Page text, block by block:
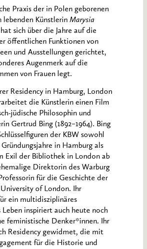
Praxis der in Polen geborenen
lebenden Künstlerin Marysia
hat sich über die Jahre auf die
öffentlichen Funktionen von
und Ausstellungen gerichtet,
Augenmerk auf die
von Frauen legt.
Residency in Hamburg, London
die Künstlerin einen Film
jüdische Philosophin und
Gertrud Bing (1892–1964). Bing
der KBW sowohl
in Hamburg als
Exil der Bibliothek in London ab
Direktorin des Warburg
für die Geschichte der
of London. Ihr
ein multidisziplinäres
inspiriert auch heute noch
feministische Denker*innen. Ihr
Residency gewidmet, die mit
für die Historie und